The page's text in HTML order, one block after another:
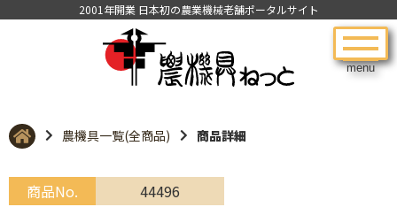
menu
2001年開業 日本初の農業機械老舗ポータルサイト
農機具一覧(全商品) 商品詳細
商品No.
44496